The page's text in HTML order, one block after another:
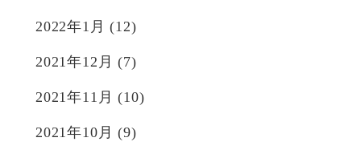
2022年1月 (12)
2021年12月 (7)
2021年11月 (10)
2021年10月 (9)